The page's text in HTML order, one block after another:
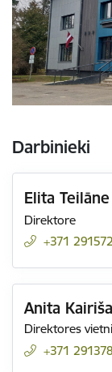
Darbinieki
Elita Teilāne
Direktore
+371
Anita Kairiša
Direktores
+371